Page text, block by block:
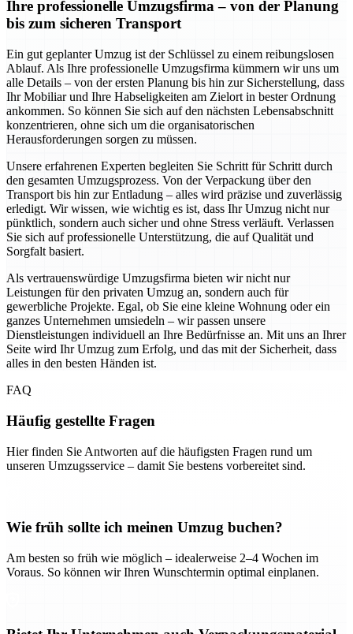
Ihre professionelle Umzugsfirma – von der Planung
bis zum sicheren Transport
Ein gut geplanter Umzug ist der Schlüssel zu einem reibungslosen
Ablauf. Als Ihre professionelle Umzugsfirma kümmern wir uns um
alle Details – von der ersten Planung bis hin zur Sicherstellung, dass
Ihr Mobiliar und Ihre Habseligkeiten am Zielort in bester Ordnung
ankommen. So können Sie sich auf den nächsten Lebensabschnitt
konzentrieren, ohne sich um die organisatorischen
Herausforderungen sorgen zu müssen.
Unsere erfahrenen Experten begleiten Sie Schritt für Schritt durch
den gesamten Umzugsprozess. Von der Verpackung über den
Transport bis hin zur Entladung – alles wird präzise und zuverlässig
erledigt. Wir wissen, wie wichtig es ist, dass Ihr Umzug nicht nur
pünktlich, sondern auch sicher und ohne Stress verläuft. Verlassen
Sie sich auf professionelle Unterstützung, die auf Qualität und
Sorgfalt basiert.
Als vertrauenswürdige Umzugsfirma bieten wir nicht nur
Leistungen für den privaten Umzug an, sondern auch für
gewerbliche Projekte. Egal, ob Sie eine kleine Wohnung oder ein
ganzes Unternehmen umsiedeln – wir passen unsere
Dienstleistungen individuell an Ihre Bedürfnisse an. Mit uns an Ihrer
Seite wird Ihr Umzug zum Erfolg, und das mit der Sicherheit, dass
alles in den besten Händen ist.
FAQ
Häufig gestellte Fragen
Hier finden Sie Antworten auf die häufigsten Fragen rund um
unseren Umzugsservice – damit Sie bestens vorbereitet sind.
Wie früh sollte ich meinen Umzug buchen?
Am besten so früh wie möglich – idealerweise 2–4 Wochen im
Voraus. So können wir Ihren Wunschtermin optimal einplanen.